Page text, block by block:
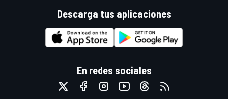
Descarga tus aplicaciones
En redes sociales